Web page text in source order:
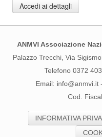
Accedi ai dettagli
ANMVI Associazione
Palazzo Trecchi, Via
Telefono 0372
Email: info@anmvi.it
Cod.
INFORMATIVA